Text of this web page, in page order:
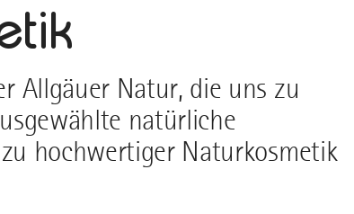
Allgäuer Natur, die uns zu
natürliche
hochwertiger Naturkosmetik